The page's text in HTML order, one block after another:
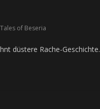
Tales of Beseria
düstere Rache-Geschichte.